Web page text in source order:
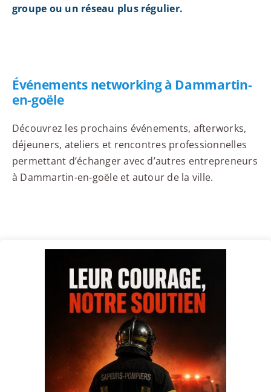
groupe ou un réseau plus régulier.
Événements networking à Dammartin-
en-goële
Découvrez les prochains événements, afterworks,
déjeuners, ateliers et rencontres professionnelles
permettant d’échanger avec d’autres entrepreneurs
à Dammartin-en-goële et autour de la ville.